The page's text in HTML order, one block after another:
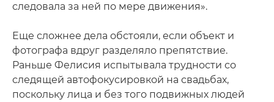
следовала за ней по мере движения».
Еще сложнее дела обстояли, если объект и
фотографа вдруг разделяло препятствие.
Раньше Фелисия испытывала трудности со
следящей автофокусировкой на свадьбах,
поскольку лица и без того подвижных людей